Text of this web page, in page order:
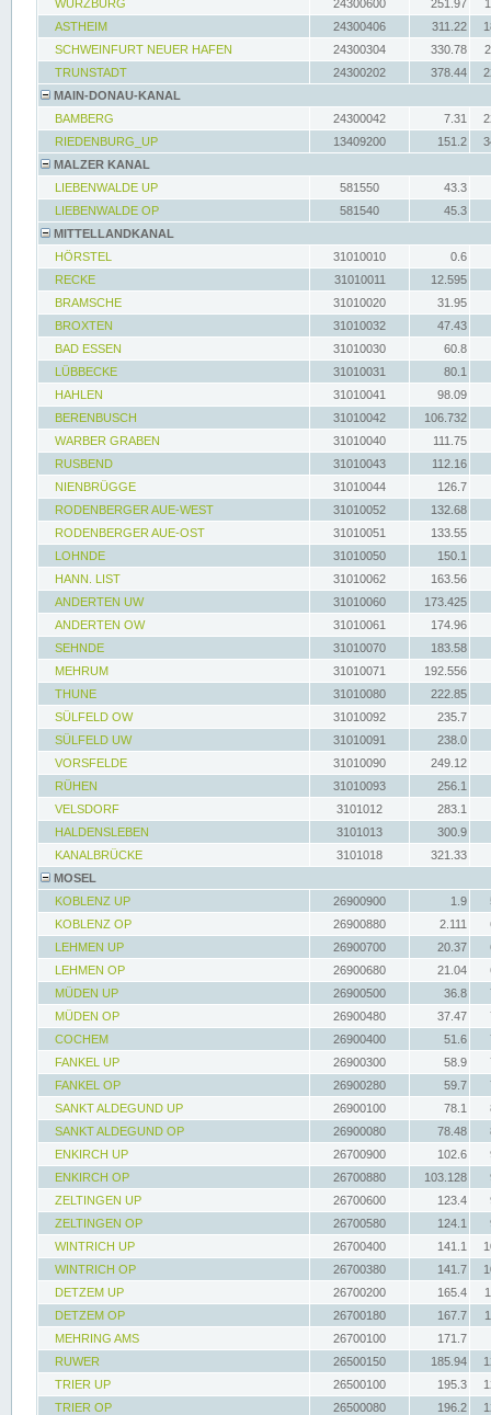
WÜRZBURG 24300600 251.97
ASTHEIM
24300406 311.22
SCHWEINFURT NEUER HAFEN
24300304 330.78
TRUNSTADT
24300202 378.44
MAIN-DONAU-KANAL
BAMBERG
24300042 7.31
RIEDENBURG_UP
13409200 151.2
MALZER KANAL
LIEBENWALDE UP
581550
43.3
LIEBENWALDE OP
581540
45.3
MITTELLANDKANAL
HÖRSTEL
31010010
0.6
RECKE
31010011
12.595
BRAMSCHE
31010020
31.95
BROXTEN
31010032
47.43
BAD ESSEN
31010030
60.8
LÜBBECKE
31010031
80.1
HAHLEN
31010041
98.09
BERENBUSCH
31010042
106.732
WARBER GRABEN
31010040
111.75
RUSBEND
31010043
112.16
NIENBRÜGGE
31010044
126.7
RODENBERGER AUE-WEST
31010052
132.68
RODENBERGER AUE-OST
31010051
133.55
LOHNDE
31010050
150.1
HANN. LIST
31010062
163.56
ANDERTEN UW
31010060
173.425
ANDERTEN OW
31010061
174.96
SEHNDE
31010070
183.58
MEHRUM
31010071
192.556
THUNE
31010080
222.85
SÜLFELD OW
31010092
235.7
SÜLFELD UW
31010091
238.0
VORSFELDE
31010090
249.12
RÜHEN
31010093
256.1
VELSDORF
3101012
283.1
HALDENSLEBEN
3101013
300.9
KANALBRÜCKE
3101018
321.33
MOSEL
KOBLENZ UP
26900900 1.9
KOBLENZ OP
26900880 2.111
LEHMEN UP
26900700 20.37
LEHMEN OP
26900680 21.04
MÜDEN UP
26900500 36.8
MÜDEN OP
26900480 37.47
COCHEM
26900400 51.6
FANKEL UP
26900300 58.9
FANKEL OP
26900280 59.7
SANKT ALDEGUND UP
26900100 78.1
SANKT ALDEGUND OP
26900080 78.48
ENKIRCH UP
26700900 102.6
ENKIRCH OP
26700880 103.128
ZELTINGEN UP
26700600 123.4
ZELTINGEN OP
26700580 124.1
WINTRICH UP
26700400 141.1
WINTRICH OP
26700380 141.7
DETZEM UP
26700200 165.4
DETZEM OP
26700180 167.7
MEHRING AMS
26700100
171.7
RUWER
26500150 185.94
TRIER UP
26500100 195.3
TRIER OP
26500080 196.2